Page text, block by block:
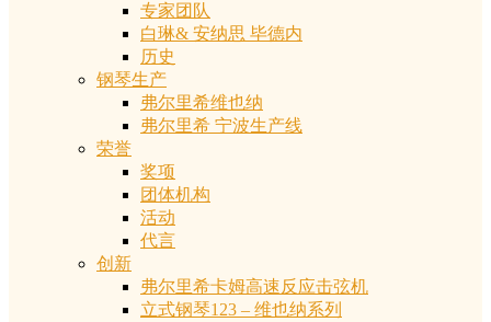
专家团队
白琳& 安纳思 毕德内
历史
钢琴生产
弗尔里希维也纳
弗尔里希 宁波生产线
荣誉
奖项
团体机构
活动
代言
创新
弗尔里希卡姆高速反应击弦机
立式钢琴123 – 维也纳系列